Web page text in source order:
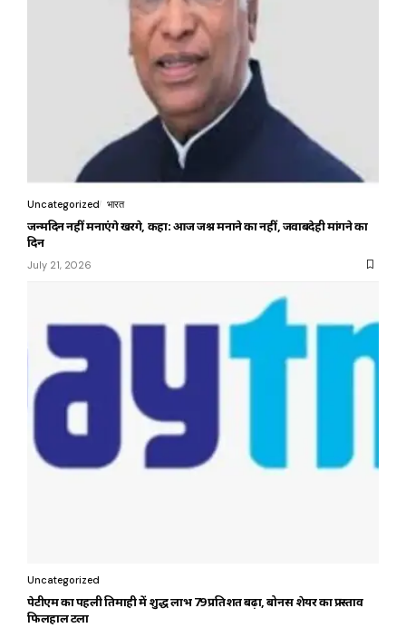
Uncategorized भारत
जन्मदिन नहीं मनाएंगे खरगे, कहा: आज जश्न मनाने का नहीं, जवाबदेही मांगने का
दिन
July 21, 2026
Uncategorized
पेटीएम का पहली तिमाही में शुद्ध लाभ 79 प्रतिशत बढ़ा, बोनस शेयर का प्रस्ताव
फिलहाल टला